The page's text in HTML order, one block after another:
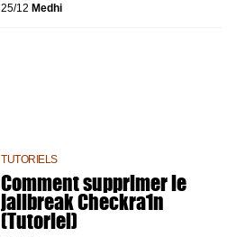
25/12 Medhi
TUTORIELS
Comment supprimer le
jailbreak Checkra1n
(Tutoriel)